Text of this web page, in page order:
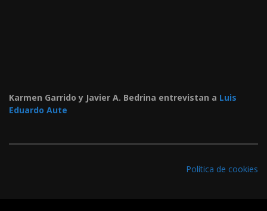
Karmen Garrido y Javier A. Bedrina entrevistan a Luis
Eduardo Aute
Política de cookies